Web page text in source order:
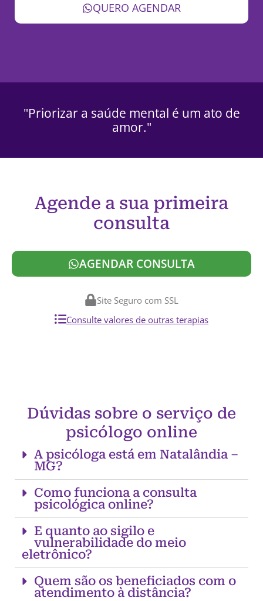
QUERO AGENDAR
"Priorizar a saúde mental é um ato de
amor."
Agende a sua primeira
consulta
AGENDAR CONSULTA
Site Seguro com SSL
Consulte valores de outras terapias
Dúvidas sobre o serviço de
psicólogo online
A psicóloga está em Natalândia –
MG?
Como funciona a consulta
psicológica online?
E quanto ao sigilo e
vulnerabilidade do meio
eletrônico?
Quem são os beneficiados com o
atendimento à distância?